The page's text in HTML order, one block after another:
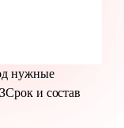
нужные
Срок и состав